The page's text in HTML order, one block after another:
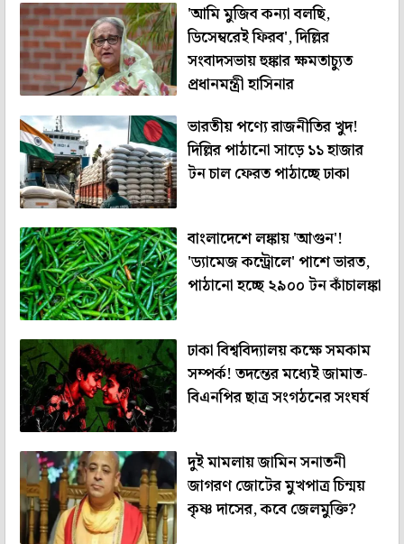
'আমি মুজিব কন্যা বলছি,
ডিসেম্বরেই ফিরব', দিল্লির
সংবাদসভায় হুঙ্কার ক্ষমতাচ্যুত
প্রধানমন্ত্রী হাসিনার
ভারতীয় পণ্যে রাজনীতির খুদ!
দিল্লির পাঠানো সাড়ে ১১ হাজার
টন চাল ফেরত পাঠাচ্ছে ঢাকা
বাংলাদেশে লঙ্কায় 'আগুন'!
'ড্যামেজ কন্ট্রোলে' পাশে ভারত,
পাঠানো হচ্ছে ২৯০০ টন কাঁচালঙ্কা
ঢাকা বিশ্ববিদ্যালয় কক্ষে সমকাম
সম্পর্ক! তদন্তের মধ্যেই জামাত-
বিএনপির ছাত্র সংগঠনের সংঘর্ষ
দুই মামলায় জামিন সনাতনী
জাগরণ জোটের মুখপাত্র চিন্ময়
কৃষ্ণ দাসের, কবে জেলমুক্তি?